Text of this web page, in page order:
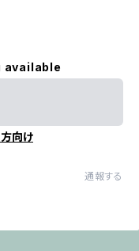
available
向け
通報する